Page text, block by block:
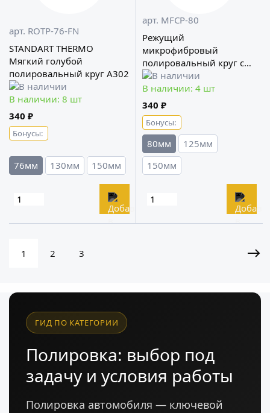
арт. ROTP-76-FN
STANDART THERMO
Мягкий голубой
полировальный круг A302
В наличии: 8 шт
340 ₽
Бонусы:
76мм 130мм 150мм
арт. MFCP-80
Режущий
микрофибровый
полировальный круг с
ворсом 12мм A302
В наличии: 4 шт
340 ₽
Бонусы:
80мм
125мм
150мм
1 2 3
ГИД ПО КАТЕГОРИИ
Полировка: выбор под
задачу и условия работы
Полировка автомобиля — ключевой